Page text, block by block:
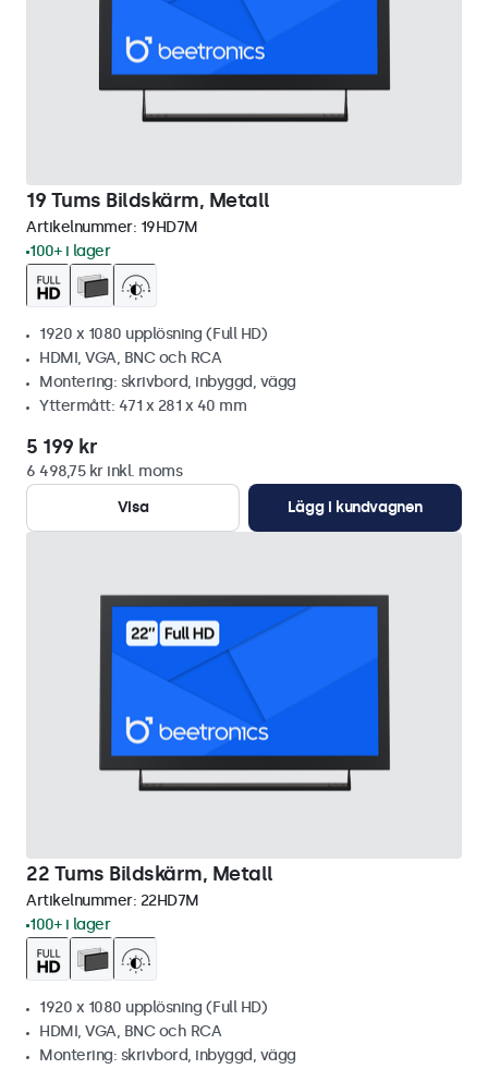
19 Tums Bildskärm, Metall
Artikelnummer: 19HD7M
100+ i lager
1920 x 1080 upplösning (Full HD)
HDMI, VGA, BNC och RCA
Montering: skrivbord, inbyggd, vägg
Yttermått: 471 x 281 x 40 mm
5 199 kr
6 498,75 kr inkl. moms
Visa
Lägg i kundvagnen
22 Tums Bildskärm, Metall
Artikelnummer: 22HD7M
100+ i lager
1920 x 1080 upplösning (Full HD)
HDMI, VGA, BNC och RCA
Montering: skrivbord, inbyggd, vägg